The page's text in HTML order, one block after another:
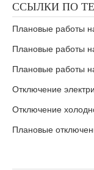
ССЫЛКИ ПО
Плановые работы
Плановые работы
Плановые работы
Отключение
Отключение
Плановые